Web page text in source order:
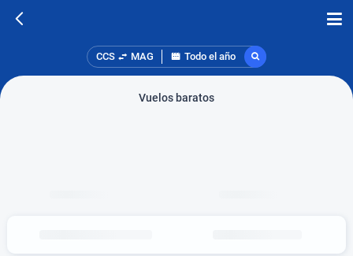
CCS MAG Todo el año
Vuelos baratos